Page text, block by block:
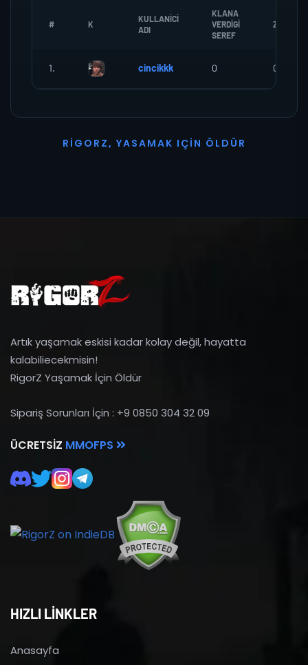
# K
KULLANICI
ADI
KLANA
VERDIGI
SEREF
ZOMBI
1. cincikkk 0 0
R I G O R Z, YASAMAK I ÇI N Ö L D Ü R
Artık yaşamak eskisi kadar kolay değil, hayatta
kalabiliecekmisin!
RigorZ Yaşamak İçin Öldür
Sipariş Sorunları İçin : +9 0850 304 32 09
ÜCRETSIZ MMOFPS
HIZLI LİNKLER
Anasayfa